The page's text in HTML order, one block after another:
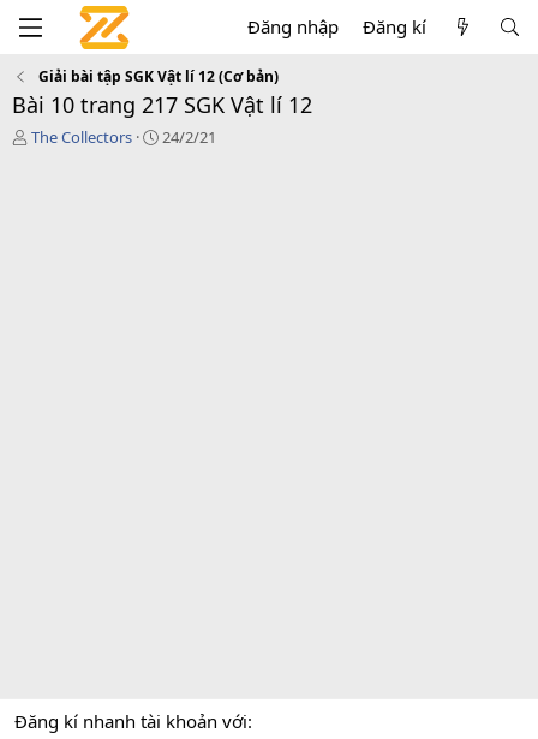
Đăng nhập Đăng kí
Giải bài tập SGK Vật lí 12 (Cơ bản)
Bài 10 trang 217 SGK Vật lí 12
T
The Collectors
C
24/2/21
Đăng kí nhanh tài khoản với